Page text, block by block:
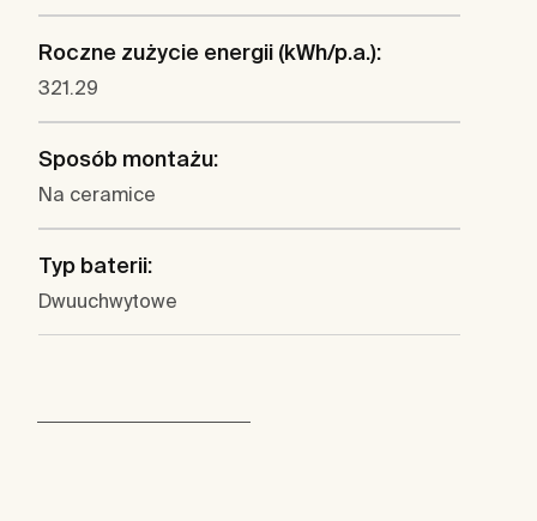
Roczne zużycie energii (kWh/p.a.):
321.29
Sposób montażu:
Na ceramice
Typ baterii:
Dwuuchwytowe